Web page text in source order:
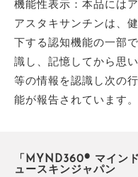
機能性表示：本品には
アスタキサンチンは、
下する認知機能の一部
識し、記憶してから思
等の情報を認識し次の
能が報告されています。
「MYND360® マイン
ュースキンジャパン